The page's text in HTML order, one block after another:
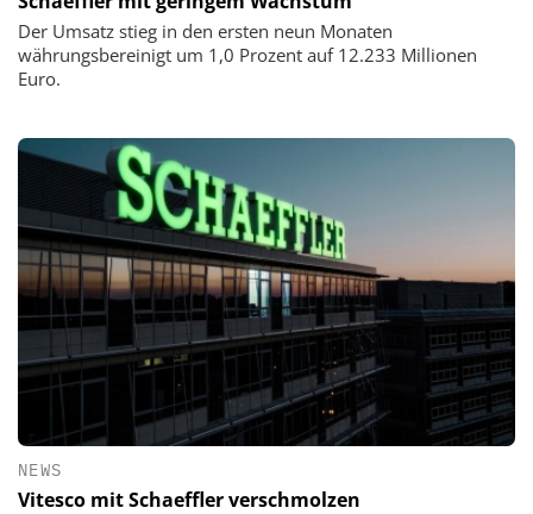
Der Umsatz stieg in den ersten neun Monaten
währungsbereinigt um 1,0 Prozent auf 12.233 Millionen
Euro.
NEWS
Vitesco mit Schaeffler verschmolzen